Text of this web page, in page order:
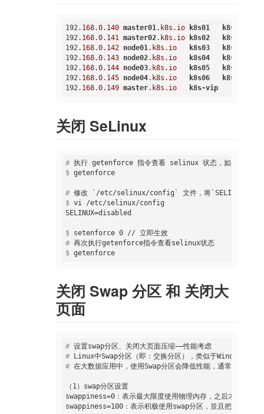
192.168.0.140 master01.k8s .io k8s01
k8s-
192.168.0.141 master02.k8s .io k8s02
k8s-
192.168.0.142 node01.k8s .io k8s03
k8s-node-
192.168.0.143 node02.k8s .io k8s04
k8s-node-
192.168.0.144 node03.k8s .io k8s05
k8s-node-
192.168.0.145 node04.k8s .io k8s06
k8s-node-
192.168.0.149 master.k8s .io k8s-vip
关闭 SeLinux
# 执行 getenforce 指令查看 selinux 状态，如果输出为
$ getenforce
# 修改 `/etc/selinux/config` 文件，将
$ vi /etc/selinux/config
$ setenforce 0 // 立即生效
# 再次执行getenforce指令查看selinux状态
$ getenforce
关闭 Swap 分区 和 关闭大
页面
# 设置swap分区、关闭大页面压缩——性能考虑
# Linux中Swap分区（即：交换分区），类似于Windows的虚
# 在大数据应用中，使用Swap分区会降低性能，通常需要关闭
（1）swap分区设置
swappiness=0：表示最大限度使用物理內存，之后才是swap